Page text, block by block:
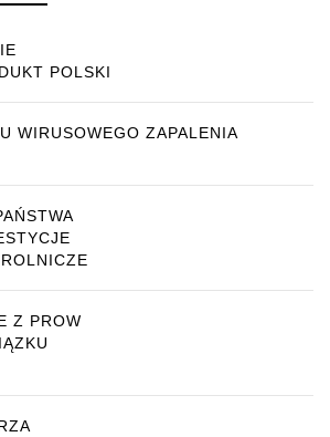
POLSKI
WIRUSOWEGO ZAPALENIA
Z PROW